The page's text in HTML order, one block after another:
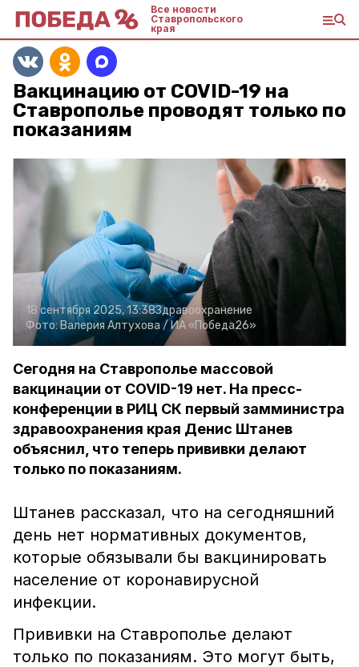
Все новости
Ставропольского
края
Вакцинацию от COVID-19 на
Ставрополье проводят только по
показаниям
18 сентября 2025, 13:38Здравоохранение
Фото: Валерия Алтухова /ИА «Победа26»
Сегодня на Ставрополье массовой
вакцинации от COVID-19 нет. На пресс-
конференции в РИЦ СК первый замминистра
здравоохранения края Денис Штанев
объяснил, что теперь прививки делают
только по показаниям.
Штанев рассказал, что на сегодняшний
день нет нормативных документов,
которые обязывали бы вакцинировать
население от коронавирусной
инфекции.
Прививки на Ставрополье делают
только по показаниям. Это могут быть,